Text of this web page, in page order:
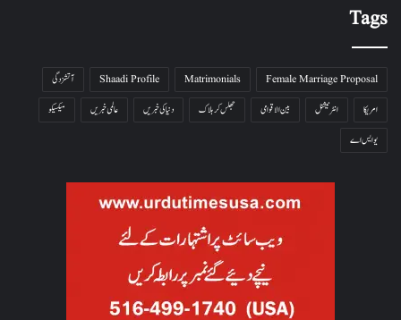
Tags
Female Marriage Proposal
Matrimonials
Shaadi Profile
آتشزدگی
امریکا
انٹرنیشنل بین الاقوامی جھلس کر ہلاک دنیا کی خبریں عالمی خبریں
میکسیکو
یو ایس اے